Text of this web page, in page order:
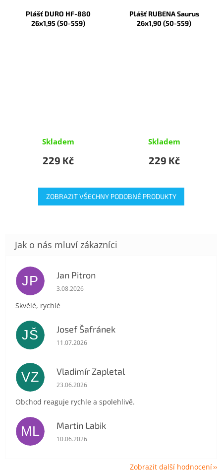
Plášť DURO HF-880
26x1,95 (50-559)
Skladem
229 Kč
Plášť RUBENA Saurus
26x1,90 (50-559)
Skladem
229 Kč
ZOBRAZIT VŠECHNY PODOBNÉ PRODUKTY
JP Jan Pitron
Hodnocení obchodu je 5 z 5 hvězdiček.
3.08.2026
Skvělé, rychlé
JŠ Josef Šafránek
Hodnocení obchodu je 5 z 5 hvězdiček.
11.07.2026
VZ Vladimír Zapletal
Hodnocení obchodu je 5 z 5 hvězdiček.
23.06.2026
Obchod reaguje rychle a spolehlivě.
ML Martin Labik
Hodnocení obchodu je 5 z 5 hvězdiček.
10.06.2026
Zobrazit další hodnocení